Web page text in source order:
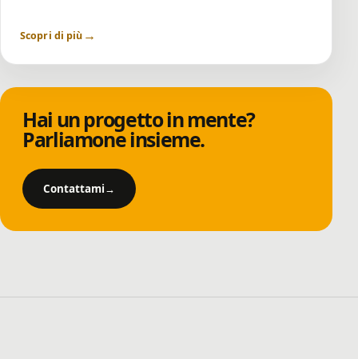
Scopri di più →
Hai un progetto in mente?
Parliamone insieme.
Contattami→